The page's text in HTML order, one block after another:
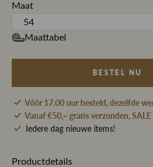
Maat
Maattabel
BESTEL NU
Vóór 17.00 uur besteld, dezelfde
Vanaf €50,- gratis verzonden,
Iedere dag nieuwe items!
Productdetails